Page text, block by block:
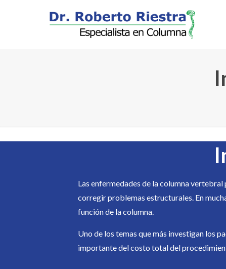
Las enfermedades de la columna
corregir problemas estructurales. En
función de la columna.
Uno de los temas que más investigan los
importante del costo total del